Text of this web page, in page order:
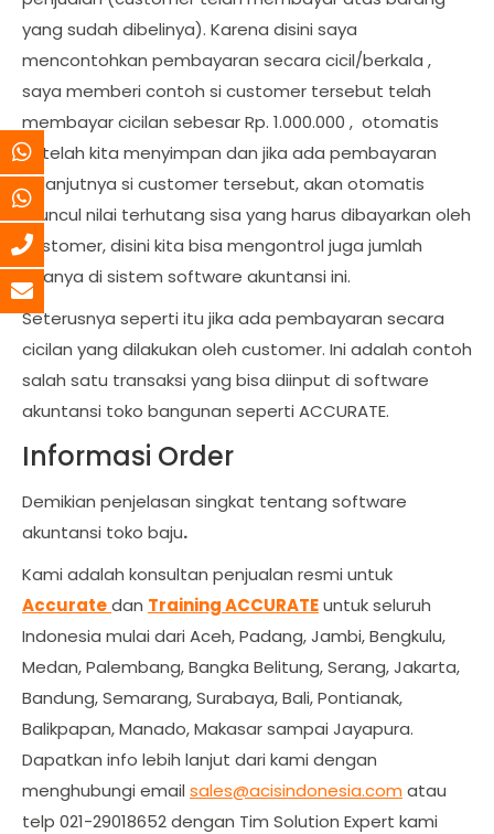
yang sudah dibelinya). Karena disini saya
mencontohkan pembayaran secara cicil/berkala ,
saya memberi contoh si customer tersebut telah
membayar cicilan sebesar Rp. 1.000.000 , otomatis
setelah kita menyimpan dan jika ada pembayaran
selanjutnya si customer tersebut, akan otomatis
muncul nilai terhutang sisa yang harus dibayarkan oleh
customer, disini kita bisa mengontrol juga jumlah
sisanya di sistem software akuntansi ini.
Seterusnya seperti itu jika ada pembayaran secara
cicilan yang dilakukan oleh customer. Ini adalah contoh
salah satu transaksi yang bisa diinput di software
akuntansi toko bangunan seperti ACCURATE.
Informasi Order
Demikian penjelasan singkat tentang software
akuntansi toko baju.
Kami adalah konsultan penjualan resmi untuk
Accuratedan Training ACCURATEuntuk seluruh
Indonesia mulai dari Aceh, Padang, Jambi, Bengkulu,
Medan, Palembang, Bangka Belitung, Serang, Jakarta,
Bandung, Semarang, Surabaya, Bali, Pontianak,
Balikpapan, Manado, Makasar sampai Jayapura.
Dapatkan info lebih lanjut dari kami dengan
menghubungi email sales@acisindonesia.com atau
telp 021-29018652 dengan Tim Solution Expert kami